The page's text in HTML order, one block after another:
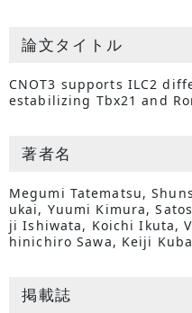
論文タイトル
CNOT3 supports ILC2
estabilizing Tbx21 and
著者名
Megumi Tatematsu,
ukai, Yuumi Kimura,
ji Ishiwata, Koichi Ikuta,
hinichiro Sawa, Keiji
掲載誌